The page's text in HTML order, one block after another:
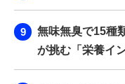
無味無臭で15種
が挑む「栄養イ